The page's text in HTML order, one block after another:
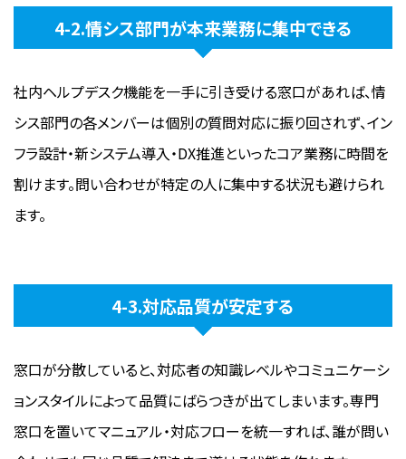
4-2.情シス部門が本来業務に集中できる
社内ヘルプデスク機能を一手に引き受ける窓口があれば、情
シス部門の各メンバーは個別の質問対応に振り回されず、イン
フラ設計・新システム導入・DX推進といったコア業務に時間を
割けます。問い合わせが特定の人に集中する状況も避けられ
ます。
4-3.対応品質が安定する
窓口が分散していると、対応者の知識レベルやコミュニケーシ
ョンスタイルによって品質にばらつきが出てしまいます。専門
窓口を置いてマニュアル・対応フローを統一すれば、誰が問い